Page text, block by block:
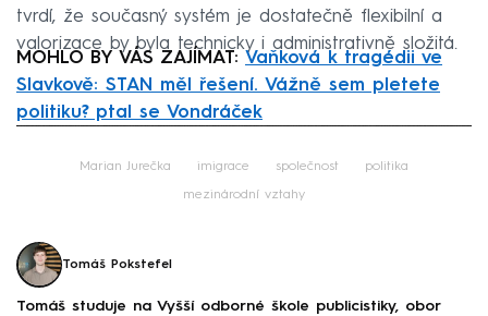
tvrdí, že současný systém je dostatečně flexibilní a
valorizace by byla technicky i administrativně složitá.
MOHLO BY VÁS ZAJÍMAT: Vaňková k tragédii ve
Slavkově: STAN měl řešení. Vážně sem pletete
politiku? ptal se Vondráček
Marian Jurečka imigrace společnost politika
mezinárodní vztahy
Tomáš Pokstefel
Tomáš studuje na Vyšší odborné škole publicistiky, obor